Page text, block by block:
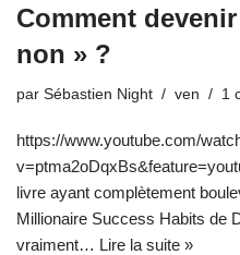
Comment
non » ?
par Sébastien Night ven 1
https://www.youtube.com/
livre ayant complètement
Millionaire Success Habits de
vraiment… Lire la suite »